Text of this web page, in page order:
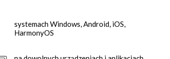
systemach Windows, Android, iOS,
HarmonyOS